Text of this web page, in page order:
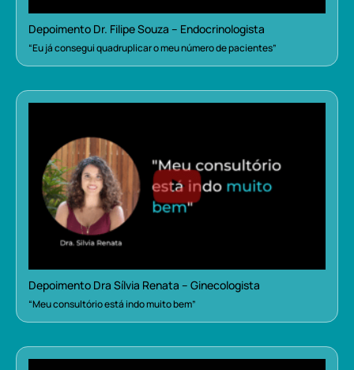
Depoimento Dr. Filipe Souza – Endocrinologista
“Eu já consegui quadruplicar o meu número de pacientes”
Depoimento Dra Sílvia Renata – Ginecologista
“Meu consultório está indo muito bem”